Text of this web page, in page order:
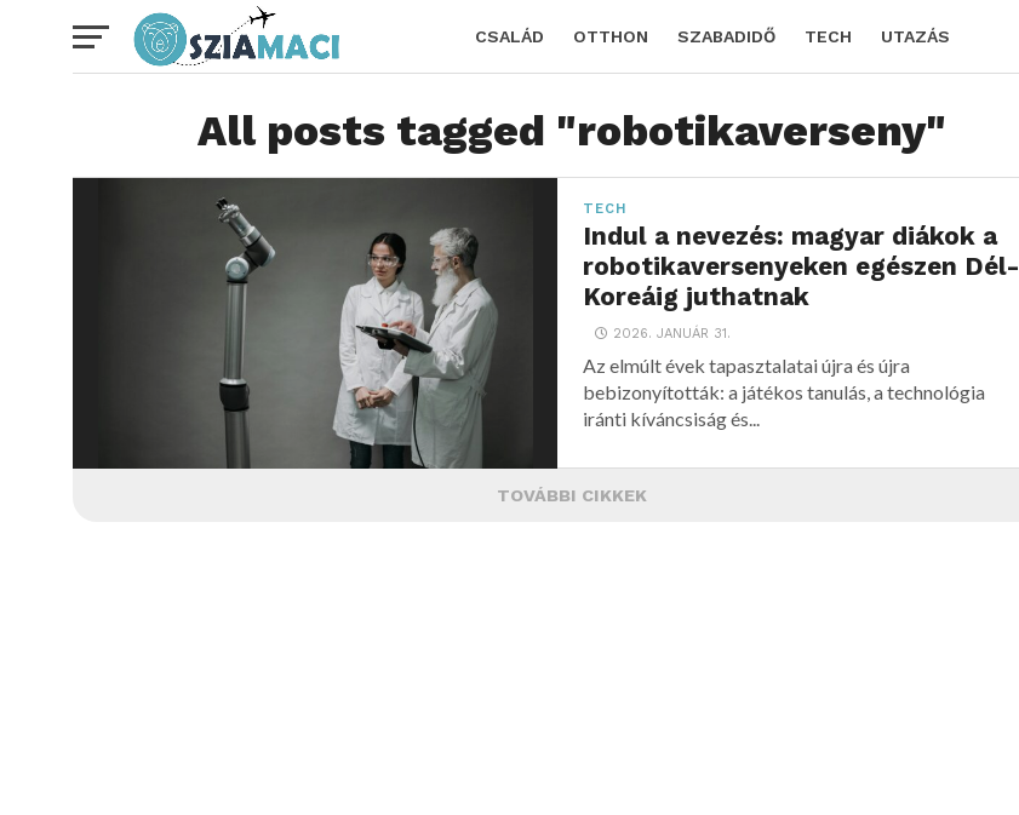
CSALÁD OTTHON SZABADIDŐ TECH UTAZÁS
All posts tagged "robotikaverseny"
TECH
Indul a nevezés: magyar diákok a
robotikaversenyeken egészen Dél-
Koreáig juthatnak
2026. JANUÁR 31.
Az elmúlt évek tapasztalatai újra és újra
bebizonyították: a játékos tanulás, a technológia
iránti kíváncsiság és...
TOVÁBBI CIKKEK